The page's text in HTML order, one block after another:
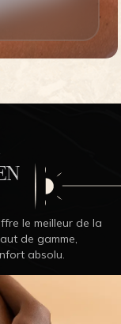
le meilleur de la
de gamme,
absolu.